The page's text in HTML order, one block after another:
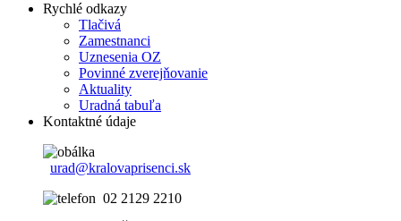
Rychlé odkazy
Tlačivá
Zamestnanci
Uznesenia OZ
Povinné zverejňovanie
Aktuality
Uradná tabuľa
Kontaktné údaje
urad@kralovaprisenci.sk
02 2129 2210